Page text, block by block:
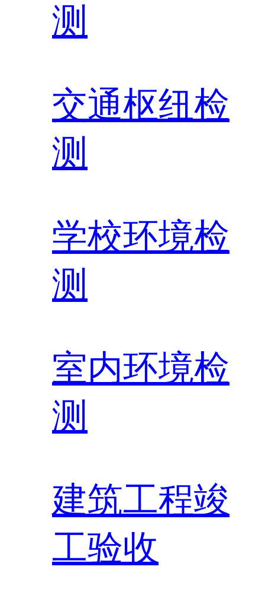
测
交通枢纽检
测
学校环境检
测
室内环境检
测
建筑工程竣
工验收